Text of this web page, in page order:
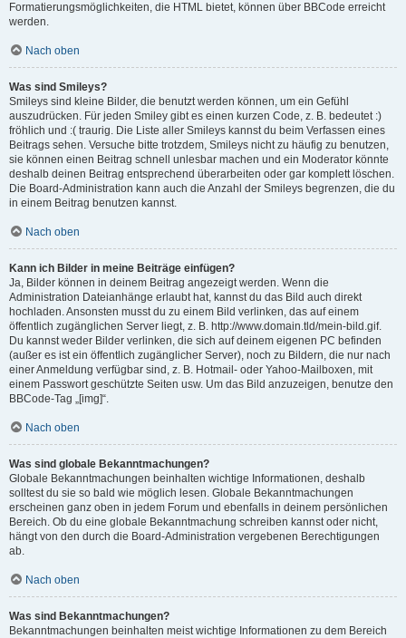
Formatierungsmöglichkeiten, die HTML bietet, können über BBCode erreicht
werden.
Nach oben
Was sind Smileys?
Smileys sind kleine Bilder, die benutzt werden können, um ein Gefühl
auszudrücken. Für jeden Smiley gibt es einen kurzen Code, z. B. bedeutet :)
fröhlich und :( traurig. Die Liste aller Smileys kannst du beim Verfassen eines
Beitrags sehen. Versuche bitte trotzdem, Smileys nicht zu häufig zu benutzen,
sie können einen Beitrag schnell unlesbar machen und ein Moderator könnte
deshalb deinen Beitrag entsprechend überarbeiten oder gar komplett löschen.
Die Board-Administration kann auch die Anzahl der Smileys begrenzen, die du
in einem Beitrag benutzen kannst.
Nach oben
Kann ich Bilder in meine Beiträge einfügen?
Ja, Bilder können in deinem Beitrag angezeigt werden. Wenn die
Administration Dateianhänge erlaubt hat, kannst du das Bild auch direkt
hochladen. Ansonsten musst du zu einem Bild verlinken, das auf einem
öffentlich zugänglichen Server liegt, z. B. http://www.domain.tld/mein-bild.gif.
Du kannst weder Bilder verlinken, die sich auf deinem eigenen PC befinden
(außer es ist ein öffentlich zugänglicher Server), noch zu Bildern, die nur nach
einer Anmeldung verfügbar sind, z. B. Hotmail- oder Yahoo-Mailboxen, mit
einem Passwort geschützte Seiten usw. Um das Bild anzuzeigen, benutze den
BBCode-Tag „[img]“.
Nach oben
Was sind globale Bekanntmachungen?
Globale Bekanntmachungen beinhalten wichtige Informationen, deshalb
solltest du sie so bald wie möglich lesen. Globale Bekanntmachungen
erscheinen ganz oben in jedem Forum und ebenfalls in deinem persönlichen
Bereich. Ob du eine globale Bekanntmachung schreiben kannst oder nicht,
hängt von den durch die Board-Administration vergebenen Berechtigungen
ab.
Nach oben
Was sind Bekanntmachungen?
Bekanntmachungen beinhalten meist wichtige Informationen zu dem Bereich